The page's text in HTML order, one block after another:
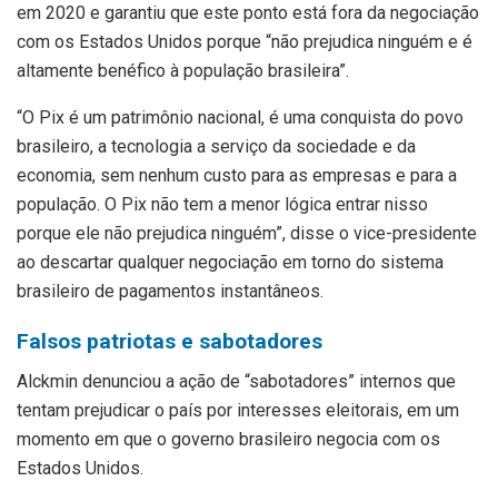
em 2020 e garantiu que este ponto está fora da negociação
com os Estados Unidos porque “não prejudica ninguém e é
altamente benéfico à população brasileira”.
“O Pix é um patrimônio nacional, é uma conquista do povo
brasileiro, a tecnologia a serviço da sociedade e da
economia, sem nenhum custo para as empresas e para a
população. O Pix não tem a menor lógica entrar nisso
porque ele não prejudica ninguém”, disse o vice-presidente
ao descartar qualquer negociação em torno do sistema
brasileiro de pagamentos instantâneos.
Falsos patriotas e sabotadores
Alckmin denunciou a ação de “sabotadores” internos que
tentam prejudicar o país por interesses eleitorais, em um
momento em que o governo brasileiro negocia com os
Estados Unidos.